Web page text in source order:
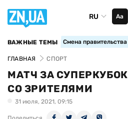
RU Аа
ВАЖНЫЕ ТЕМЫ Смена
ГЛАВНАЯ СПОРТ
МАТЧ ЗА
СО ЗРИТЕЛЯМИ
31 июля, 2021, 09:15